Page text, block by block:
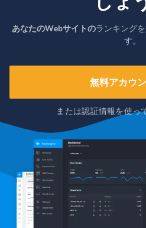
あなたのWebサイトのランキング
す。
無料アカウ
または認証情報を使っ